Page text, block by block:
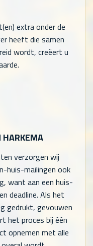
extra onder de
heeft die samen
wordt, creëert u
HARKEMA
verzorgen wij
huis-mailingen ook
want aan een huis-
deadline. Als het
gedrukt, gevouwen
het proces bij één
opnemen met alle